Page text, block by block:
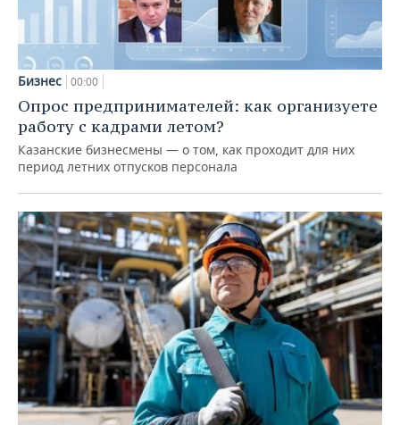
Бизнес 00:00
Опрос предпринимателей: как организуете
работу с кадрами летом?
Казанские бизнесмены — о том, как проходит для них
период летних отпусков персонала